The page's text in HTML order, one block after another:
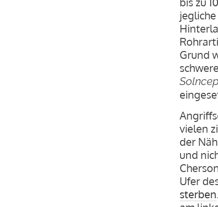
Grund
vielen
der
und
Ufer
sterben